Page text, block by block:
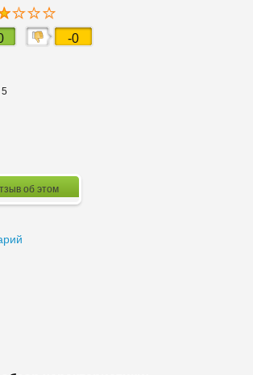
-0
5
об этом